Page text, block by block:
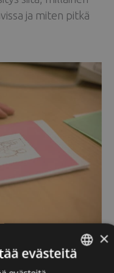
ja miten pitkä
toipuminen
×
evästeitä